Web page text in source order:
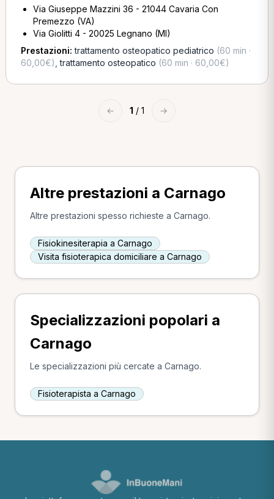
Via Giuseppe Mazzini 36 - 21044 Cavaria Con
Premezzo (VA)
Via Giolitti 4 - 20025 Legnano (MI)
Prestazioni:trattamento osteopatico pediatrico (60 min ·
60,00€) ,trattamento osteopatico (60 min · 60,00€)
← 1 / 1 →
Altre prestazioni a Carnago
Altre prestazioni spesso richieste a Carnago.
Fisiokinesiterapia a Carnago
Visita fisioterapica domiciliare a Carnago
Specializzazioni popolari a
Carnago
Le specializzazioni più cercate a Carnago.
Fisioterapista a Carnago